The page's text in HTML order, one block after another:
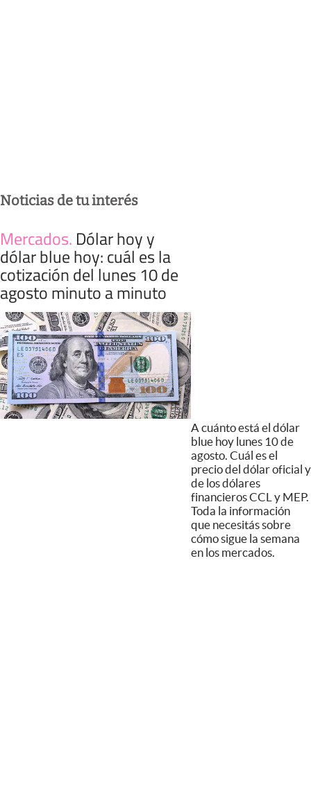
Noticias de tu interés
Mercados. Dólar hoy y
dólar blue hoy: cuál es la
cotización del lunes 10 de
agosto minuto a minuto
A cuánto está el dólar
blue hoy lunes 10 de
agosto. Cuál es el
precio del dólar oficial y
de los dólares
financieros CCL y MEP.
Toda la información
que necesitás sobre
cómo sigue la semana
en los mercados.